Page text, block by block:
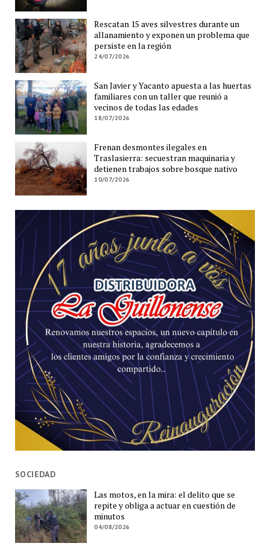
Rescatan 15 aves silvestres durante un
allanamiento y exponen un problema que
persiste en la región
24/07/2026
San Javier y Yacanto apuesta a las huertas
familiares con un taller que reunió a
vecinos de todas las edades
18/07/2026
Frenan desmontes ilegales en
Traslasierra: secuestran maquinaria y
detienen trabajos sobre bosque nativo
10/07/2026
SOCIEDAD
Las motos, en la mira: el delito que se
repite y obliga a actuar en cuestión de
minutos
04/08/2026